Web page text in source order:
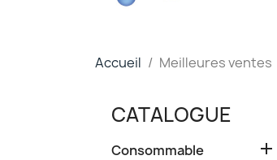
Accueil Meilleures ventes
CATALOGUE
Consommable 